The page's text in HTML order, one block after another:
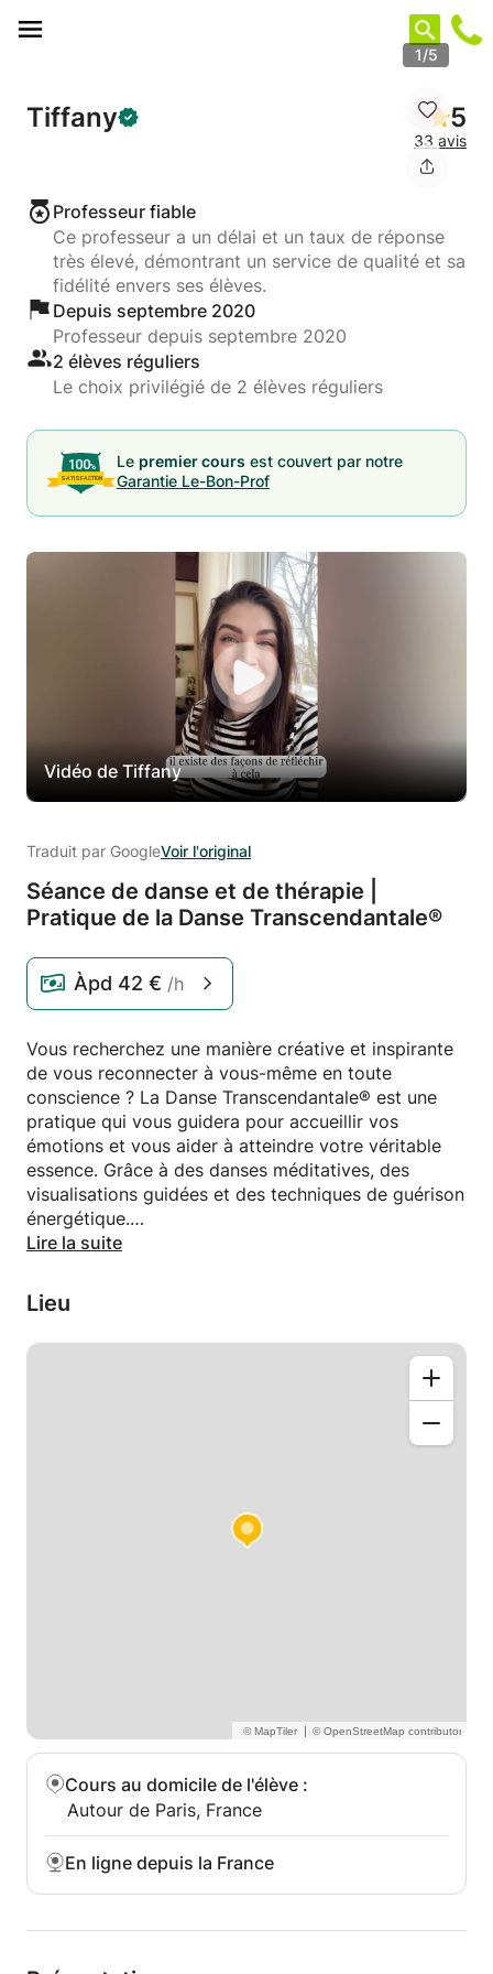
1/5
Tiffany 5
33 avis
Professeur fiable
Ce professeur a un délai et un taux de réponse
très élevé, démontrant un service de qualité et sa
fidélité envers ses élèves.
Depuis septembre 2020
Professeur depuis septembre 2020
2 élèves réguliers
Le choix privilégié de 2 élèves réguliers
Le premier cours est couvert par notre
Garantie Le-Bon-Prof
Vidéo de Tiffany
Traduit par GoogleVoir l'original
Séance de danse et de thérapie |
Pratique de la Danse Transcendantale®
Àpd 42 € /h
Vous recherchez une manière créative et inspirante
de vous reconnecter à vous-même en toute
conscience ? La Danse Transcendantale® est une
pratique qui vous guidera pour accueillir vos
émotions et vous aider à atteindre votre véritable
essence. Grâce à des danses méditatives, des
visualisations guidées et des techniques de guérison
énergétique.
professionnelle, je suis là pour vous soutenir et vous
guider dans votre processus de découverte de
votre force intérieure à travers :
- libération du stress, du jugement et des émotions
monde.
Au lieu de supprimer ces émotions et de créer des
blocages énergétiques et mentaux (qui peuvent
aboutir à des douleurs somatiques ou à un burn-out)
: nous devrions prêter plus d'attention à ces
face au stimulus externe infinitésimal et le stress
Lire la suite
Lieu
|
Cours au domicile de l'élève :
Autour de Paris, France
En ligne depuis la France